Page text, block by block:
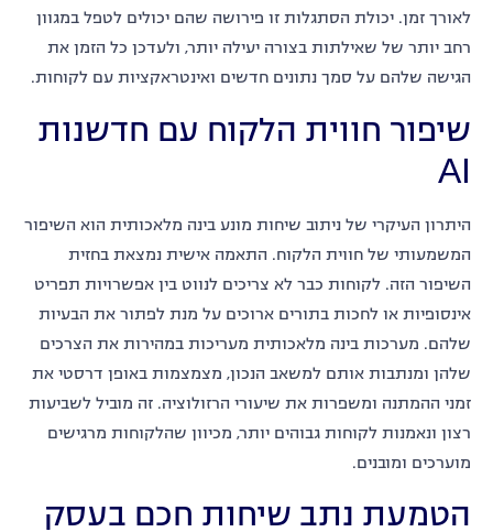
לאורך זמן. יכולת הסתגלות זו פירושה שהם יכולים לטפל במגוון
רחב יותר של שאילתות בצורה יעילה יותר, ולעדכן כל הזמן את
הגישה שלהם על סמך נתונים חדשים ואינטראקציות עם לקוחות.
שיפור חווית הלקוח עם חדשנות
AI
היתרון העיקרי של ניתוב שיחות מונע בינה מלאכותית הוא השיפור
המשמעותי של חווית הלקוח. התאמה אישית נמצאת בחזית
השיפור הזה. לקוחות כבר לא צריכים לנווט בין אפשרויות תפריט
אינסופיות או לחכות בתורים ארוכים על מנת לפתור את הבעיות
שלהם. מערכות בינה מלאכותית מעריכות במהירות את הצרכים
שלהן ומנתבות אותם למשאב הנכון, מצמצמות באופן דרסטי את
זמני ההמתנה ומשפרות את שיעורי הרזולוציה. זה מוביל לשביעות
רצון ונאמנות לקוחות גבוהים יותר, מכיוון שהלקוחות מרגישים
מוערכים ומובנים.
הטמעת נתב שיחות חכם בעסק